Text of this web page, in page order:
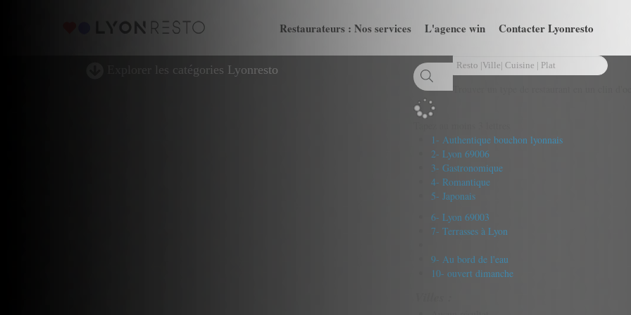
Restaurateurs : Nos services L'agence win Contacter Lyonresto
Explorer les catégories Lyonresto
1- Authentique bouchon lyonnais
2- Lyon 69006
3- Gastronomique
4- Romantique
5- Japonais
6- Lyon 69003
7- Terrasses à Lyon
9- Au bord de l'eau
10- ouvert dimanche